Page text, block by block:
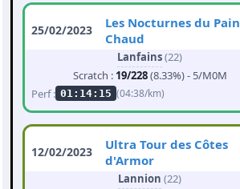
25/02/2023
Les Nocturnes du Pain
Chaud
Lanfains(22)
Scratch : 19/228(8.33%) - 5/M0M
Perf : 01:14:15 (04:38/km)
12/02/2023
Ultra Tour des Côtes
d'Armor
Lannion (22)